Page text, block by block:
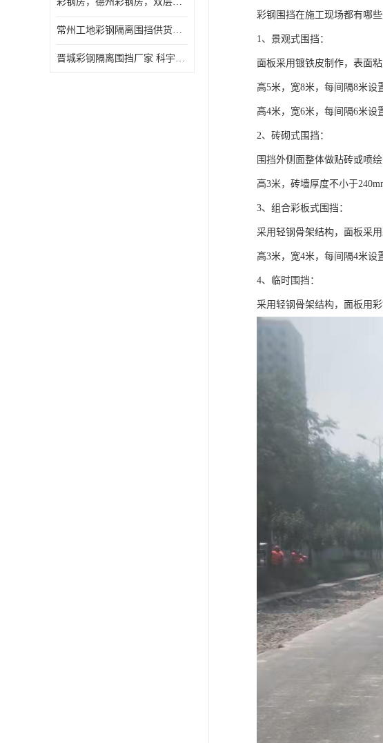
常州工地彩钢隔离围挡供货商 科宇钢构工程
晋城彩钢隔离围挡厂家 科宇钢构工程
彩钢围挡在施工现场都有哪
1、景观式围挡：
面板采用镀铁皮制作，表面
高5米，宽8米，每间隔8米设
高4米，宽6米，每间隔6米设
2、砖砌式围挡：
围挡外侧面整体做贴砖或喷绘
高3米，砖墙厚度不小于
3、组合彩板式围挡：
采用轻钢骨架结构，面板采
高3米，宽4米，每间隔4米设
4、临时围挡：
采用轻钢骨架结构，面板用